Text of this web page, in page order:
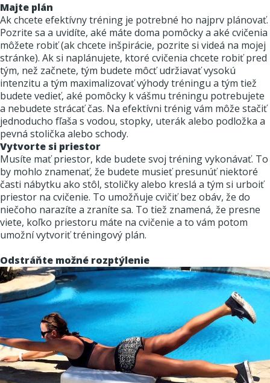
Majte plán
Ak chcete efektívny tréning je potrebné ho najprv plánovať.
Pozrite sa a uvidíte, aké máte doma pomôcky a aké cvičenia
môžete robiť (ak chcete inšpirácie, pozrite si videá na mojej
stránke). Ak si naplánujete, ktoré cvičenia chcete robiť pred
tým, než začnete, tým budete môcť udržiavať vysokú
intenzitu a tým maximalizovať výhody tréningu a tým tiež
budete vedieť, aké pomôcky k vášmu tréningu potrebujete
a nebudete strácať čas. Na efektívni trénig vám môže stačiť
jednoducho fľaša s vodou, stopky, uterák alebo podložka a
pevná stolička alebo schody.
Vytvorte si priestor
Musíte mať priestor, kde budete svoj tréning vykonávať. To
by mohlo znamenať, že budete musieť presunúť niektoré
časti nábytku ako stôl, stoličky alebo kreslá a tým si urboiť
priestor na cvičenie. To umožňuje cvičiť bez obáv, že do
niečoho narazíte a zraníte sa. To tiež znamená, že presne
viete, koľko priestoru máte na cvičenie a to vám potom
umožní vytvoriť tréningový plán.
Odstráňte možné rozptýlenie